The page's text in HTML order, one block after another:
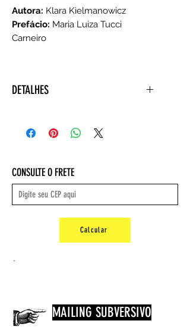
Autora: Klara Kielmanowicz
Prefácio: Maria Luiza Tucci
Carneiro
DETALHES
Prefácio: Maria Luiza Tucci
Carneiro
Capa comum: ‎ 248 páginas
Formato: 23 x 16 x 1 cm
ISBN-10: ‎ 8577323218
CONSULTE O FRETE
Calcular
.
MAILING SUBVERSIVO